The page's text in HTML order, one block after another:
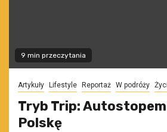
9 min przeczytania
Artykuły Lifestyle Reportaż W podróży
Tryb Trip:
Polskę